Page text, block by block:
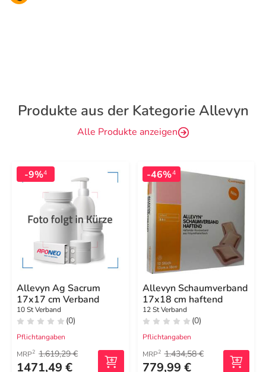
Produkte aus der Kategorie Allevyn
Alle Produkte anzeigen
-9%4
Allevyn Ag Sacrum
17x17 cm Verband
10 St Verband
(0)
Pflichtangaben
MRP2 1.619,29 €
1471,49 €
-46%4
Allevyn Schaumverband
17x18 cm haftend
12 St Verband
(0)
Pflichtangaben
MRP2 1.434,58 €
779,99 €